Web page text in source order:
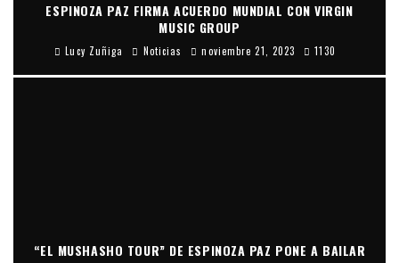
ESPINOZA PAZ FIRMA ACUERDO MUNDIAL CON VIRGIN
MUSIC GROUP
Lucy Zuñiga Noticias noviembre 21, 2023 1130
“EL MUSHASHO TOUR” DE ESPINOZA PAZ PONE A BAILAR